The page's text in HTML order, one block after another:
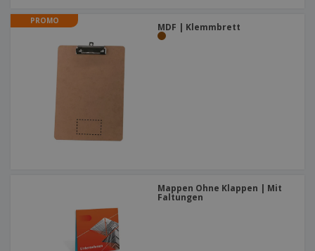
PROMO
MDF | Klemmbrett
Mappen Ohne Klappen | Mit
Faltungen